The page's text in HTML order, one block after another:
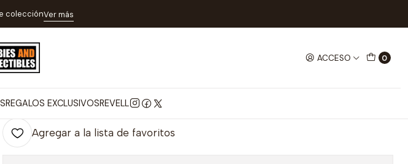
ACCESO 0
REGALOS EXCLUSIVOSREVELL
colecciónVer más
CASINO Y BILLAR
|
Juego de Mesa Dado De Color Marfil
Cantidad
Comprar ahora
Agregar a la lista de favoritos